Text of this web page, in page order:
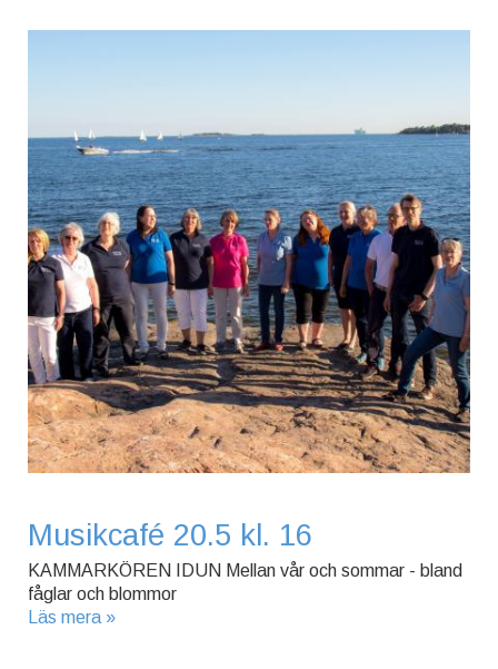
Musikcafé 20.5 kl. 16
KAMMARKÖREN IDUN Mellan vår och sommar - bland
fåglar och blommor
Läs mera »